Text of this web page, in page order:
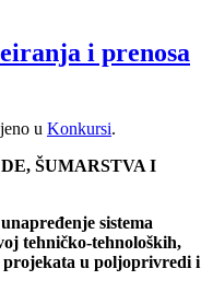
i prenosa
u Konkursi.
ŠUMARSTVA I
sistema
tehničko-tehnoloških,
u poljoprivredi i